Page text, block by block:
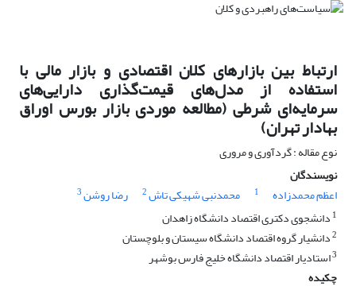
ارتباط بین بازارهای کلان اقتصادی و بازار مالی با
استفاده از مدل‌های قیمت‌گذاری دارایی‌های
سرمایه‌ای شرطی (مطالعه موردی بازار بورس اوراق
بهادار تهران)
نوع مقاله : گردآوری و مروری
نویسندگان
اعظم محمدزاده
1 محمدنبی شهیکی تاش2 رضا روشن3
1 دانشجوی دکتری اقتصاد دانشگاه زاهدان
2دانشیار گروه اقتصاد دانشگاه سیستان و بلوچستان
3استادیار اقتصاد دانشگاه خلیج فارس بوشهر
چکیده